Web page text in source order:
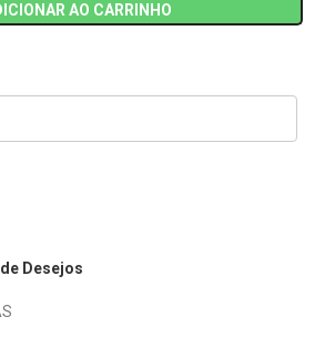
AO CARRINHO
Desejos